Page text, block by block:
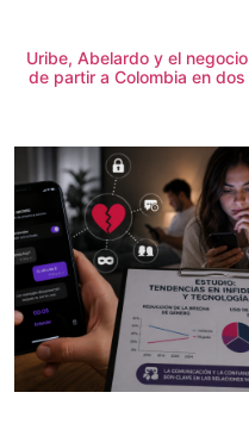
Uribe, Abelardo y el negocio
de partir a Colombia en dos